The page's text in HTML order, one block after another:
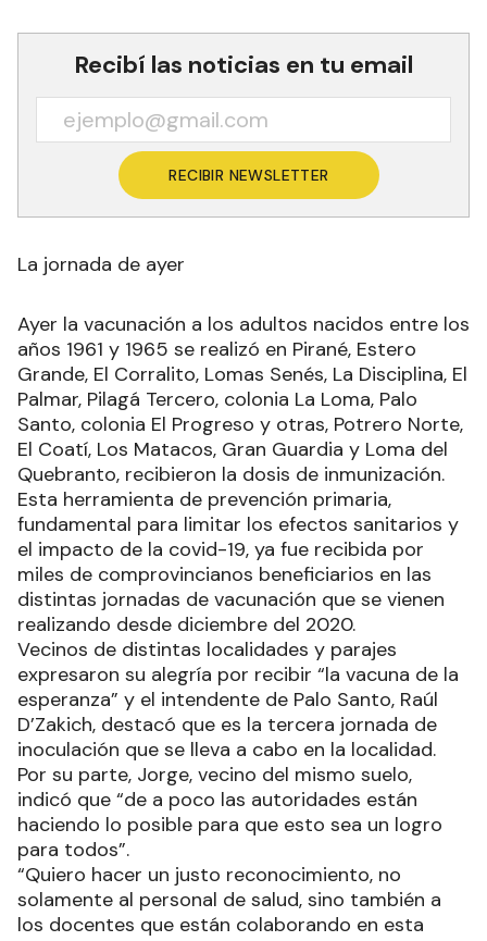
Recibí las noticias en tu email
RECIBIR NEWSLETTER
La jornada de ayer
Ayer la vacunación a los adultos nacidos entre los
años 1961 y 1965 se realizó en Pirané, Estero
Grande, El Corralito, Lomas Senés, La Disciplina, El
Palmar, Pilagá Tercero, colonia La Loma, Palo
Santo, colonia El Progreso y otras, Potrero Norte,
El Coatí, Los Matacos, Gran Guardia y Loma del
Quebranto, recibieron la dosis de inmunización.
Esta herramienta de prevención primaria,
fundamental para limitar los efectos sanitarios y
el impacto de la covid-19, ya fue recibida por
miles de comprovincianos beneficiarios en las
distintas jornadas de vacunación que se vienen
realizando desde diciembre del 2020.
Vecinos de distintas localidades y parajes
expresaron su alegría por recibir “la vacuna de la
esperanza” y el intendente de Palo Santo, Raúl
D’Zakich, destacó que es la tercera jornada de
inoculación que se lleva a cabo en la localidad.
Por su parte, Jorge, vecino del mismo suelo,
indicó que “de a poco las autoridades están
haciendo lo posible para que esto sea un logro
para todos”.
“Quiero hacer un justo reconocimiento, no
solamente al personal de salud, sino también a
los docentes que están colaborando en esta